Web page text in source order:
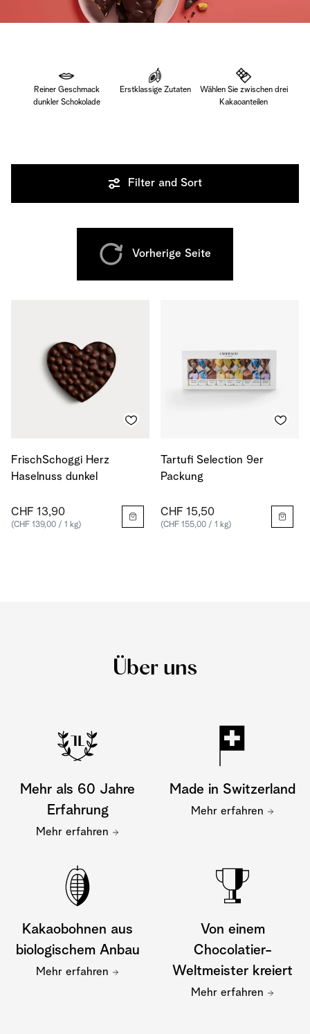
Reiner Geschmack
dunkler Schokolade
Erstklassige Zutaten
Wählen Sie zwischen drei
Kakaoanteilen
Filter and Sort
Vorherige Seite
FrischSchoggi Herz
Haselnuss dunkel
CHF 13,90
(CHF 139,00 / 1 kg)
Tartufi Selection 9er
Packung
CHF 15,50
(CHF 155,00 / 1 kg)
Über uns
Mehr als 60 Jahre
Erfahrung
Mehr erfahren
Made in Switzerland
Mehr erfahren
Kakaobohnen aus
biologischem Anbau
Mehr erfahren
Von einem
Chocolatier-
Weltmeister kreiert
Mehr erfahren